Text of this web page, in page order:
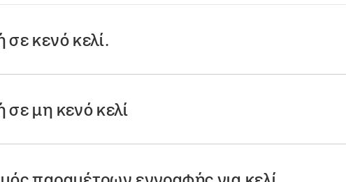
κενό κελί.
κουμπί ενεργοποίησης εγγραφής
κουμπί Εγγραφής
εμφανίζεται στα κενά κελιά του
σε μη κενό κελί